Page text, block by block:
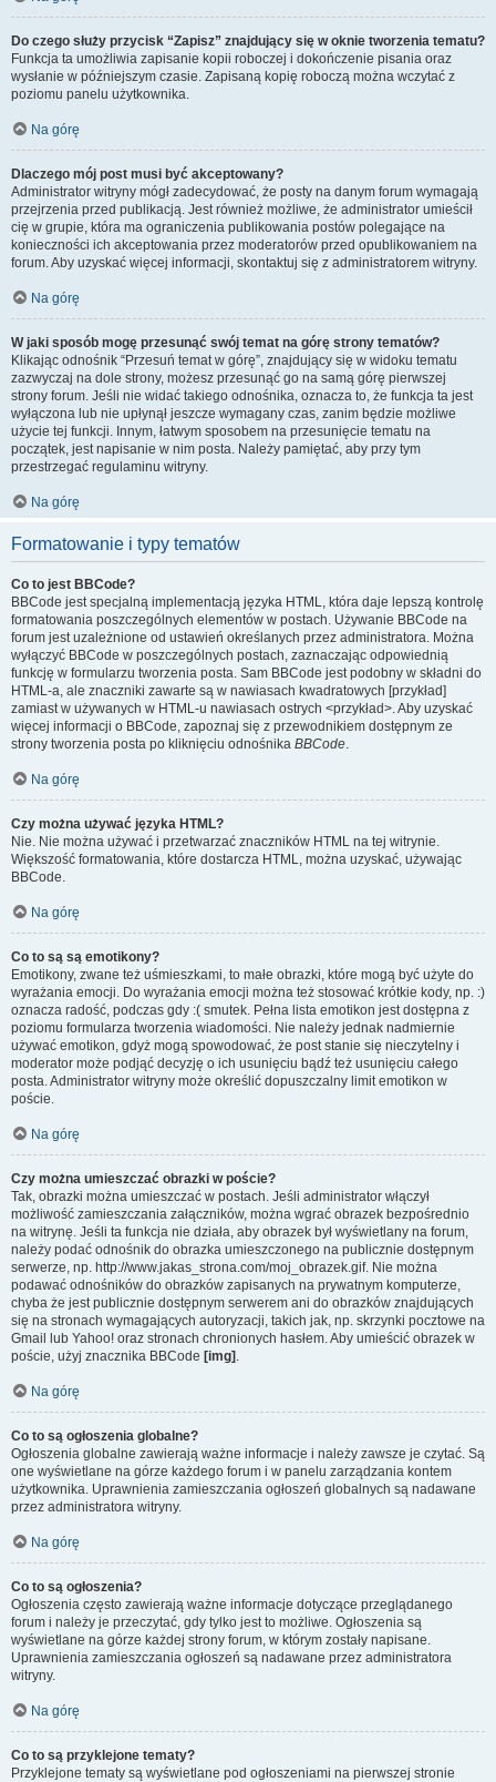
Do czego służy przycisk “Zapisz” znajdujący się w oknie tworzenia tematu?
Funkcja ta umożliwia zapisanie kopii roboczej i dokończenie pisania oraz
wysłanie w późniejszym czasie. Zapisaną kopię roboczą można wczytać z
poziomu panelu użytkownika.
Na górę
Dlaczego mój post musi być akceptowany?
Administrator witryny mógł zadecydować, że posty na danym forum wymagają
przejrzenia przed publikacją. Jest również możliwe, że administrator umieścił
cię w grupie, która ma ograniczenia publikowania postów polegające na
konieczności ich akceptowania przez moderatorów przed opublikowaniem na
forum. Aby uzyskać więcej informacji, skontaktuj się z administratorem witryny.
Na górę
W jaki sposób mogę przesunąć swój temat na górę strony tematów?
Klikając odnośnik “Przesuń temat w górę”, znajdujący się w widoku tematu
zazwyczaj na dole strony, możesz przesunąć go na samą górę pierwszej
strony forum. Jeśli nie widać takiego odnośnika, oznacza to, że funkcja ta jest
wyłączona lub nie upłynął jeszcze wymagany czas, zanim będzie możliwe
użycie tej funkcji. Innym, łatwym sposobem na przesunięcie tematu na
początek, jest napisanie w nim posta. Należy pamiętać, aby przy tym
przestrzegać regulaminu witryny.
Na górę
Formatowanie i typy tematów
Co to jest BBCode?
BBCode jest specjalną implementacją języka HTML, która daje lepszą kontrolę
formatowania poszczególnych elementów w postach. Używanie BBCode na
forum jest uzależnione od ustawień określanych przez administratora. Można
wyłączyć BBCode w poszczególnych postach, zaznaczając odpowiednią
funkcję w formularzu tworzenia posta. Sam BBCode jest podobny w składni do
HTML-a, ale znaczniki zawarte są w nawiasach kwadratowych [przykład]
zamiast w używanych w HTML-u nawiasach ostrych <przykład>. Aby uzyskać
więcej informacji o BBCode, zapoznaj się z przewodnikiem dostępnym ze
strony tworzenia posta po kliknięciu odnośnika BBCode.
Na górę
Czy można używać języka HTML?
Nie. Nie można używać i przetwarzać znaczników HTML na tej witrynie.
Większość formatowania, które dostarcza HTML, można uzyskać, używając
BBCode.
Na górę
Co to są są emotikony?
Emotikony, zwane też uśmieszkami, to małe obrazki, które mogą być użyte do
wyrażania emocji. Do wyrażania emocji można też stosować krótkie kody, np. :)
oznacza radość, podczas gdy :( smutek. Pełna lista emotikon jest dostępna z
poziomu formularza tworzenia wiadomości. Nie należy jednak nadmiernie
używać emotikon, gdyż mogą spowodować, że post stanie się nieczytelny i
moderator może podjąć decyzję o ich usunięciu bądź też usunięciu całego
posta. Administrator witryny może określić dopuszczalny limit emotikon w
poście.
Na górę
Czy można umieszczać obrazki w poście?
Tak, obrazki można umieszczać w postach. Jeśli administrator włączył
możliwość zamieszczania załączników, można wgrać obrazek bezpośrednio
na witrynę. Jeśli ta funkcja nie działa, aby obrazek był wyświetlany na forum,
należy podać odnośnik do obrazka umieszczonego na publicznie dostępnym
serwerze, np. http://www.jakas_strona.com/moj_obrazek.gif. Nie można
podawać odnośników do obrazków zapisanych na prywatnym komputerze,
chyba że jest publicznie dostępnym serwerem ani do obrazków znajdujących
się na stronach wymagających autoryzacji, takich jak, np. skrzynki pocztowe na
Gmail lub Yahoo! oraz stronach chronionych hasłem. Aby umieścić obrazek w
poście, użyj znacznika BBCode [img] .
Na górę
Co to są ogłoszenia globalne?
Ogłoszenia globalne zawierają ważne informacje i należy zawsze je czytać. Są
one wyświetlane na górze każdego forum i w panelu zarządzania kontem
użytkownika. Uprawnienia zamieszczania ogłoszeń globalnych są nadawane
przez administratora witryny.
Na górę
Co to są ogłoszenia?
Ogłoszenia często zawierają ważne informacje dotyczące przeglądanego
forum i należy je przeczytać, gdy tylko jest to możliwe. Ogłoszenia są
wyświetlane na górze każdej strony forum, w którym zostały napisane.
Uprawnienia zamieszczania ogłoszeń są nadawane przez administratora
witryny.
Na górę
Co to są przyklejone tematy?
Przyklejone tematy są wyświetlane pod ogłoszeniami na pierwszej stronie